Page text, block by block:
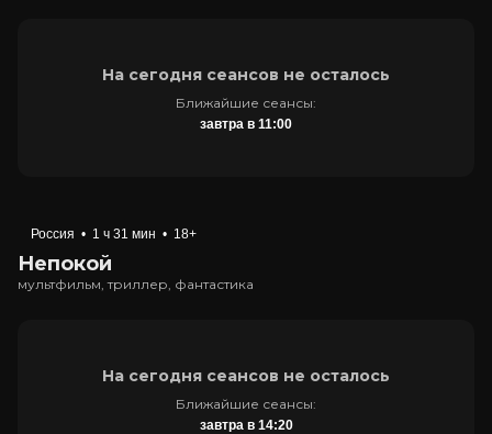
На сегодня сеансов не осталось
Ближайшие сеансы:
завтра в 11:00
Россия • 1 ч 31 мин • 18+
Непокой
мультфильм, триллер, фантастика
На сегодня сеансов не осталось
Ближайшие сеансы:
завтра в 14:20